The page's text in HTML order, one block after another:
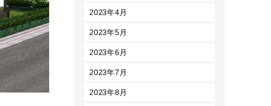
2023年4月
2023年5月
2023年6月
2023年7月
2023年8月